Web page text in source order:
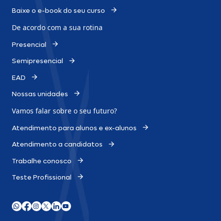
Baixe o e-book do seu curso
De acordo com a sua rotina
Presencial
Semipresencial
EAD
Nossas unidades
Vamos falar sobre o seu futuro?
Atendimento para alunos e ex-alunos
Atendimento a candidatos
Trabalhe conosco
Teste Profissional